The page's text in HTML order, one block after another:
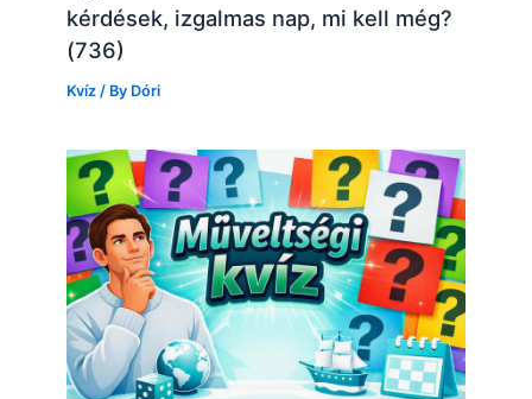
kérdések, izgalmas nap, mi kell még?
(736)
Kvíz / By Dóri